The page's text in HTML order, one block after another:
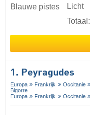
Blauwe pistes
Licht
1. Peyragudes
Europa Frankrijk Occitanie
Bigorre
Europa
Frankrijk Occitanie